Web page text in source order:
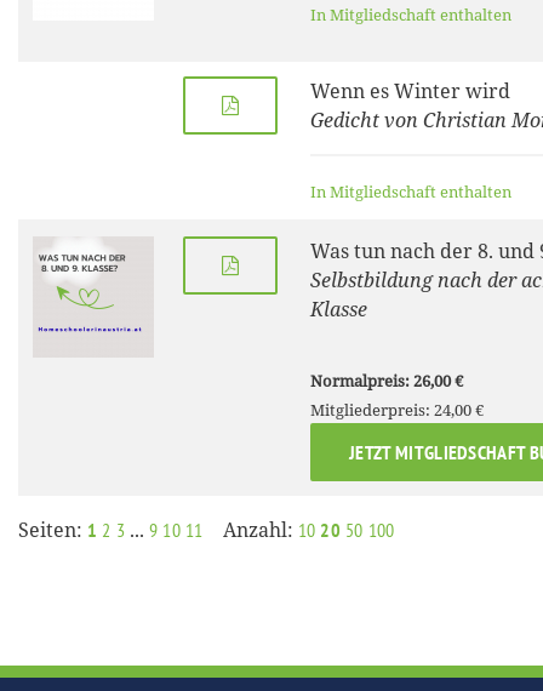
In Mitgliedschaft enthalten
Wenn es Winter wird
Gedicht von Christian
In Mitgliedschaft enthalten
Was tun nach der 8. und
Selbstbildung nach der
Klasse
Normalpreis: 26,00 €
Mitgliederpreis: 24,00 €
JETZT MITGLIEDSCHAFT
Seiten: 1 2 3 ... 9 10 11 Anzahl: 10 20 50 100